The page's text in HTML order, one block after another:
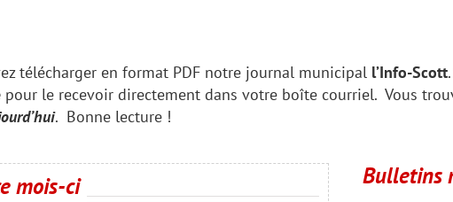
télécharger en format PDF notre journal municipal l’Info-Scott
pour le recevoir directement dans votre boîte courriel. Vous
. Bonne lecture !
mois-ci Bulletins